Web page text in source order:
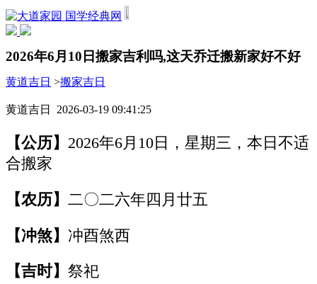
国学经典网
2026年6月10日搬家吉利吗,这天乔迁搬新家好不好
黄道吉日 >搬家吉日
黄道吉日 2026-03-19 09:41:25
【公历】 2026年6月10日，星期三，本日不适
合搬家
【农历】 二〇二六年四月廿五
【冲煞】 冲酉煞西
【吉时】 祭祀